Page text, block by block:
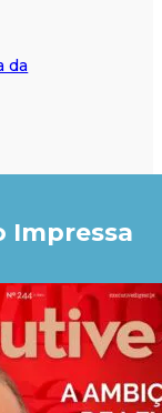
da
Impressa